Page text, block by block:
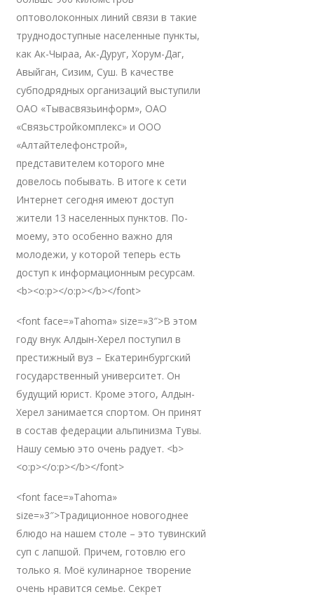
оптоволоконных линий связи в такие
труднодоступные населенные пункты,
как Ак-Чыраа, Ак-Дуруг, Хорум-Даг,
Авыйган, Сизим, Суш. В качестве
субподрядных организаций выступили
ОАО «Тывасвязьинформ», ОАО
«Связьстройкомплекс» и ООО
«Алтайтелефонстрой»,
представителем которого мне
довелось побывать. В итоге к сети
Интернет сегодня имеют доступ
жители 13 населенных пунктов. По-
моему, это особенно важно для
молодежи, у которой теперь есть
доступ к информационным ресурсам.
<b><o:p></o:p></b></font>
<font face=»Tahoma» size=»3″>В этом
году внук Алдын-Херел поступил в
престижный вуз – Екатеринбургский
государственный университет. Он
будущий юрист. Кроме этого, Алдын-
Херел занимается спортом. Он принят
в состав федерации альпинизма Тувы.
Нашу семью это очень радует. <b>
<o:p></o:p></b></font>
<font face=»Tahoma»
size=»3″>Традиционное новогоднее
блюдо на нашем столе – это тувинский
суп с лапшой. Причем, готовлю его
только я. Моё кулинарное творение
очень нравится семье. Секрет